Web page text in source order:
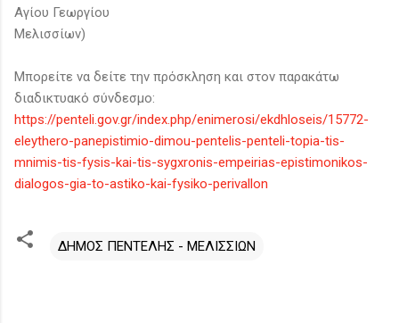
Αγίου Γεωργίου
Μελισσίων)
Μπορείτε να δείτε την πρόσκληση και στον παρακάτω
διαδικτυακό σύνδεσμο:
https://penteli.gov.gr/index.php/enimerosi/ekdhloseis/15772-
eleythero-panepistimio-dimou-pentelis-penteli-topia-tis-
mnimis-tis-fysis-kai-tis-sygxronis-empeirias-epistimonikos-
dialogos-gia-to-astiko-kai-fysiko-perivallon
ΔΗΜΟΣ ΠΕΝΤΕΛΗΣ - ΜΕΛΙΣΣΙΩΝ